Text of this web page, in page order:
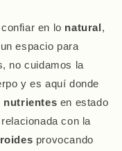
en lo natural,
espacio para
no cuidamos la
y es aquí donde
nutrientes en estado
con la
provocando